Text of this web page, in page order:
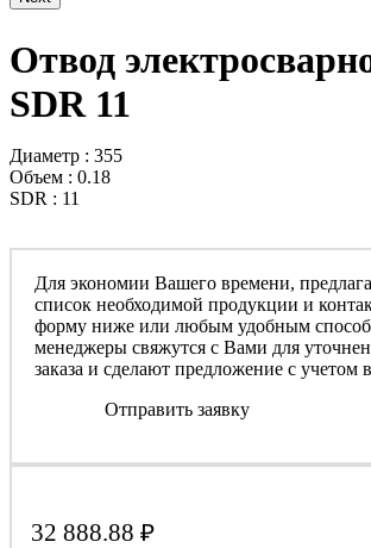
Отвод
SDR 11
Диаметр : 355
Объем : 0.18
SDR : 11
Для экономии Вашего времени,
список необходимой продукции и
форму ниже или любым удобным
менеджеры свяжутся с Вами для
заказа и сделают предложение с учетом
Отправить заявку
32 888.88 ₽